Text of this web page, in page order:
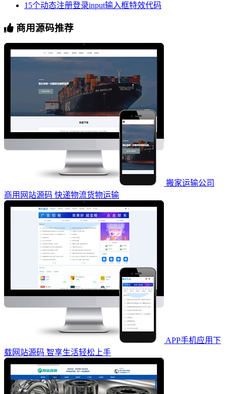
15个动态注册登录input输入框特效代码
商用源码推荐
搬家运输公司
商用网站源码 快递物流货物运输
APP手机应用下
载网站源码 智享生活轻松上手